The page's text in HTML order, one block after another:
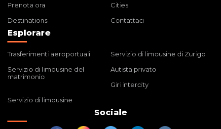
Prenota ora
Cities
Destinations
Contattaci
Esplorare
Trasferimenti aeroportuali
Servizio di limousine di Zurigo
Servizio di limousine del
matrimonio
Autista privato
Giri intercity
Servizio di limousine
Sociale